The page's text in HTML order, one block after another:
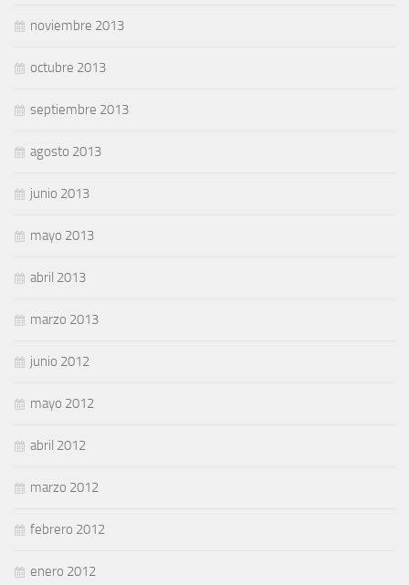
noviembre 2013
octubre 2013
septiembre 2013
agosto 2013
junio 2013
mayo 2013
abril 2013
marzo 2013
junio 2012
mayo 2012
abril 2012
marzo 2012
febrero 2012
enero 2012